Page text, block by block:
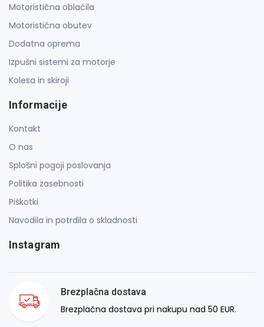
Motoristična oblačila
Motoristična obutev
Dodatna oprema
Izpušni sistemi za motorje
Kolesa in skiroji
Informacije
Kontakt
O nas
Splošni pogoji poslovanja
Politika zasebnosti
Piškotki
Navodila in potrdila o skladnosti
Instagram
Brezplačna dostava
Brezplačna dostava pri nakupu nad 50 EUR.